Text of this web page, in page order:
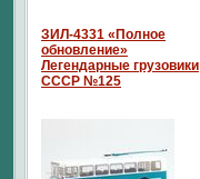
ЗИЛ-4331 «Полное
обновление»
Легендарные грузовики
СССР №125